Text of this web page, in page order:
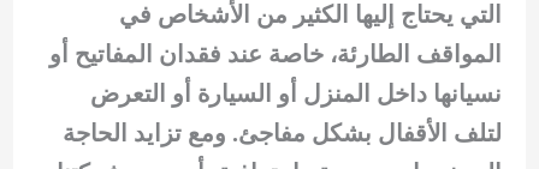
التي يحتاج إليها الكثير من الأشخاص في
المواقف الطارئة، خاصة عند فقدان المفاتيح أو
نسيانها داخل المنزل أو السيارة أو التعرض
لتلف الأقفال بشكل مفاجئ. ومع تزايد الحاجة